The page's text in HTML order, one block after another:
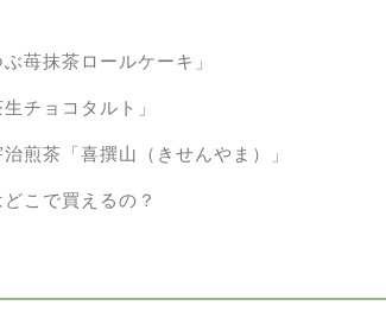
苺抹茶ロールケーキ」
チョコタルト」
煎茶「喜撰山（きせんやま）」
こで買えるの？